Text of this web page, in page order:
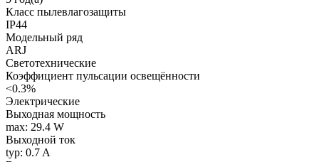
Класс пылевлагозащиты
IP44
Модельный ряд
ARJ
Светотехнические
Коэффициент пульсации освещённости
<0.3%
Электрические
Выходная мощность
max: 29.4 W
Выходной ток
typ: 0.7 A